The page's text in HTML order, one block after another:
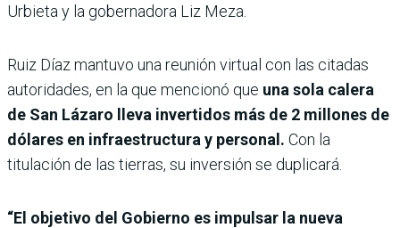
Urbieta y la gobernadora Liz Meza.
Ruiz Díaz mantuvo una reunión virtual con las citadas
autoridades, en la que mencionó que una sola calera
de San Lázaro lleva invertidos más de 2 millones de
dólares en infraestructura y personal. Con la
titulación de las tierras, su inversión se duplicará.
“El objetivo del Gobierno es impulsar la nueva